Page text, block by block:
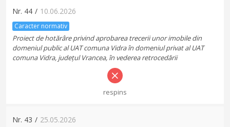
Nr. 44 / 10.06.2026
Caracter normativ
Proiect de hotărâre privind aprobarea trecerii unor imobile din
domeniul public al UAT comuna Vidra în domeniul privat al UAT
comuna Vidra, județul Vrancea, în vederea retrocedării
respins
Nr. 43 / 25.05.2026